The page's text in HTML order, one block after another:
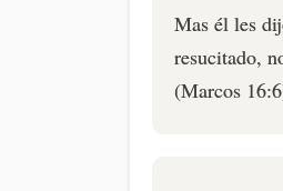
Mas él les
resucitado,
(Marcos